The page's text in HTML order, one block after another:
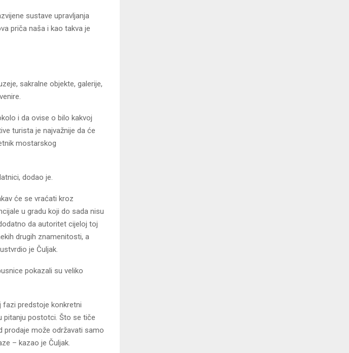
sustave upravljanja
priča naša i kao takva je
sakralne objekte, galerije,
i da ovise o bilo kakvoj
turista je najvažnije da će
mostarskog
dodao je.
će se vraćati kroz
u gradu koji do sada nisu
da autoritet cijeloj toj
drugih znamenitosti, a
je Čuljak.
pokazali su veliko
fazi predstoje konkretni
pitanju postotci. Što se tiče
prodaje može održavati samo
– kazao je Čuljak.